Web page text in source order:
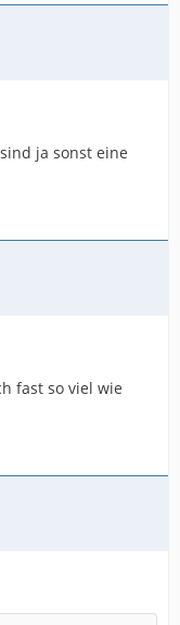
ja sonst eine
fast so viel wie